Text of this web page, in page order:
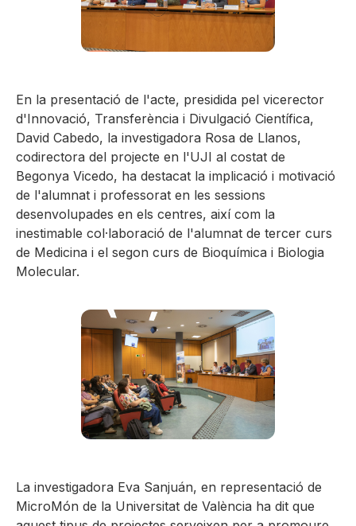
En la presentació de l'acte, presidida pel vicerector
d'Innovació, Transferència i Divulgació Científica,
David Cabedo, la investigadora Rosa de Llanos,
codirectora del projecte en l'UJI al costat de
Begonya Vicedo, ha destacat la implicació i motivació
de l'alumnat i professorat en les sessions
desenvolupades en els centres, així com la
inestimable col·laboració de l'alumnat de tercer curs
de Medicina i el segon curs de Bioquímica i Biologia
Molecular.
La investigadora Eva Sanjuán, en representació de
MicroMón de la Universitat de València ha dit que